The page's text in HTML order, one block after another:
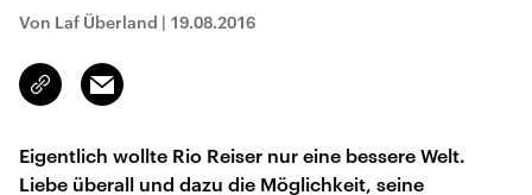
Von Laf Überland | 19.08.2016
Link
kopieren/teilen
Email
Eigentlich wollte Rio Reiser nur eine bessere Welt.
Liebe überall und dazu die Möglichkeit, seine